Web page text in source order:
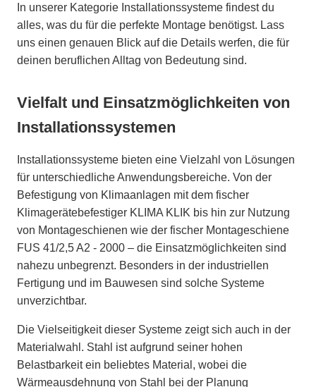
In unserer Kategorie Installationssysteme findest du
alles, was du für die perfekte Montage benötigst. Lass
uns einen genauen Blick auf die Details werfen, die für
deinen beruflichen Alltag von Bedeutung sind.
Vielfalt und Einsatzmöglichkeiten von
Installationssystemen
Installationssysteme bieten eine Vielzahl von Lösungen
für unterschiedliche Anwendungsbereiche. Von der
Befestigung von Klimaanlagen mit dem fischer
Klimagerätebefestiger KLIMA KLIK bis hin zur Nutzung
von Montageschienen wie der fischer Montageschiene
FUS 41/2,5 A2 - 2000 – die Einsatzmöglichkeiten sind
nahezu unbegrenzt. Besonders in der industriellen
Fertigung und im Bauwesen sind solche Systeme
unverzichtbar.
Die Vielseitigkeit dieser Systeme zeigt sich auch in der
Materialwahl. Stahl ist aufgrund seiner hohen
Belastbarkeit ein beliebtes Material, wobei die
Wärmeausdehnung von Stahl bei der Planung